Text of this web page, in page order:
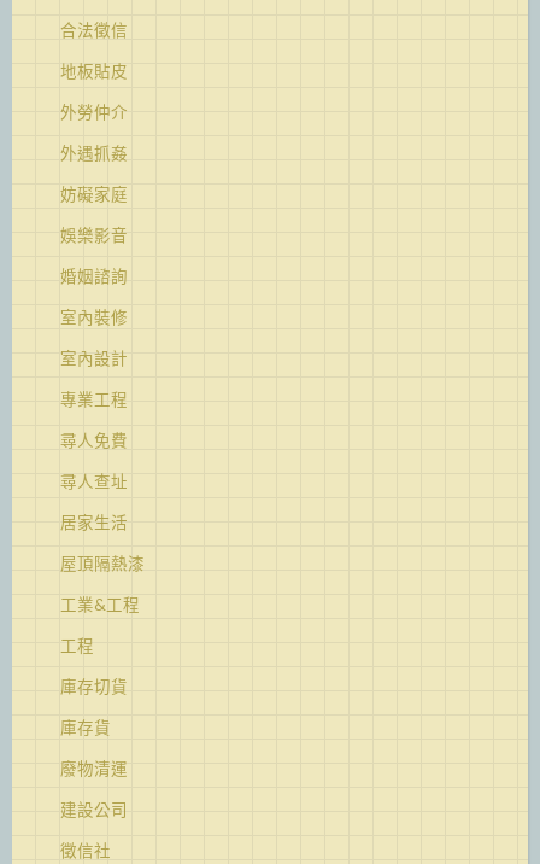
合法徵信
地板貼皮
外勞仲介
外遇抓姦
妨礙家庭
娛樂影音
婚姻諮詢
室內裝修
室內設計
專業工程
尋人免費
尋人查址
居家生活
屋頂隔熱漆
工業&工程
工程
庫存切貨
庫存貨
廢物清運
建設公司
徵信社